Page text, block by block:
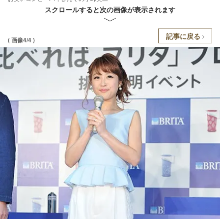
スクロールすると次の画像が表示されます
( 画像4/4 ) 記事に戻る